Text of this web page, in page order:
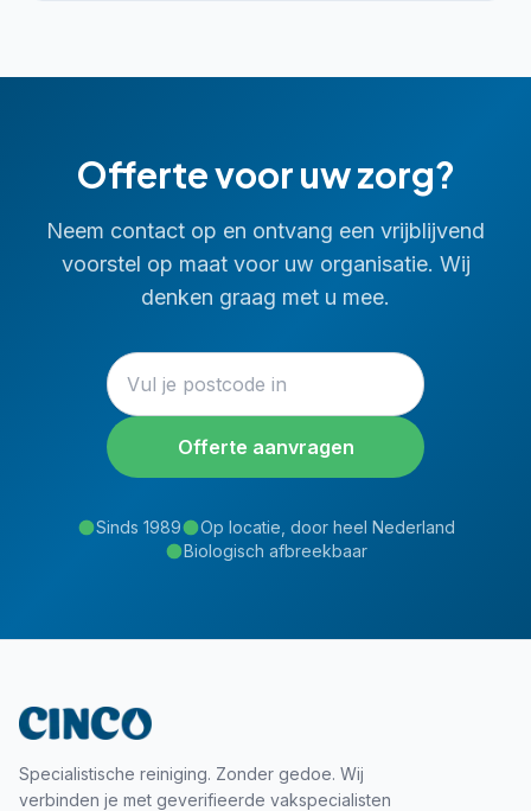
Offerte voor uwzorg?
Neem contact op en ontvang een vrijblijvend
voorstel op maat voor uw organisatie. Wij
denken graag met u mee.
Offerte aanvragen
Sinds 1989
Op locatie, door heel Nederland
Biologisch afbreekbaar
Specialistische reiniging. Zonder gedoe. Wij
verbinden je met geverifieerde vakspecialisten